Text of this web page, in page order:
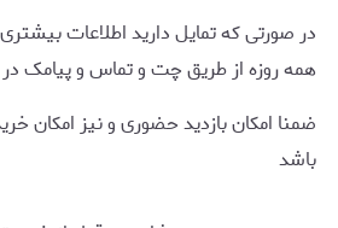
در صورتی که تمایل دارید اطلاعات
همه روزه از طریق چت و تماس و پیامک
ضمنا امکان بازدید حضوری و نیز امکان
باشد